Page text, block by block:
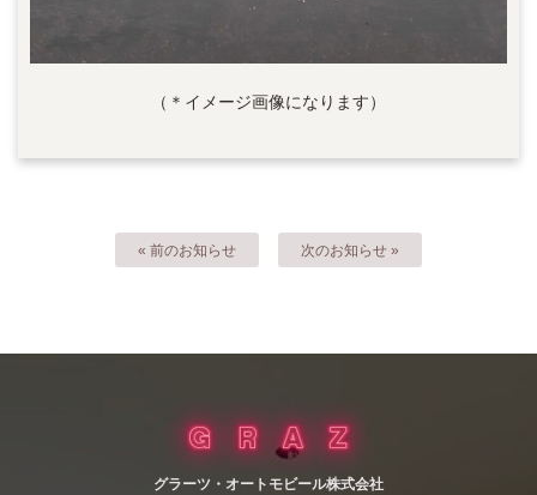
（＊イメージ画像になります）
« 前のお知らせ 次のお知らせ »
グラーツ・オートモビール株式会社